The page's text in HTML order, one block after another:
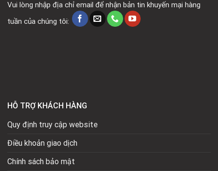
Vui lòng nhập địa chỉ email để nhận bản tin khuyến mại hàng
tuần của chúng tôi:
HỖ TRỢ KHÁCH HÀNG
Quy định truy cập website
Điều khoản giao dịch
Chính sách bảo mật